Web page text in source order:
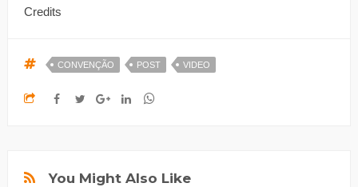
Credits
CONVENÇÃO POST VIDEO
You Might Also Like